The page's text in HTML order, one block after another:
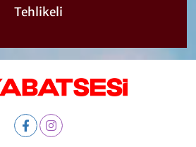
Tehlikeli